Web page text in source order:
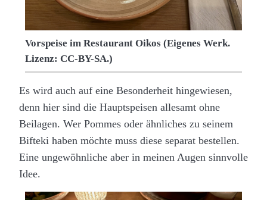
Vorspeise im Restaurant Oikos (Eigenes Werk.
Lizenz: CC-BY-SA.)
Es wird auch auf eine Besonderheit hingewiesen,
denn hier sind die Hauptspeisen allesamt ohne
Beilagen. Wer Pommes oder ähnliches zu seinem
Bifteki haben möchte muss diese separat bestellen.
Eine ungewöhnliche aber in meinen Augen sinnvolle
Idee.